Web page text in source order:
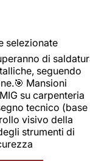
selezionate
di
seguendo
Mansioni
su carpenteria
tecnico (base
visivo della
strumenti di